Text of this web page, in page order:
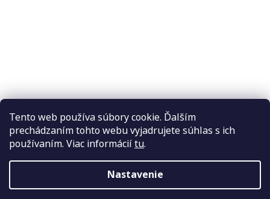
Tento web používa súbory cookie. Ďalším
prechádzaním tohto webu vyjadrujete súhlas s ich
používaním. Viac informáciítu.
Nastavenie